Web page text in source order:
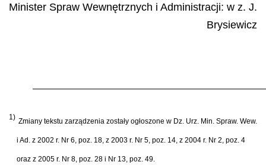
Minister Spraw Wewnętrznych i Administracji: w z. J.
Brysiewicz
1) Zmiany tekstu zarządzenia zostały ogłoszone w Dz. Urz. Min. Spraw. Wew.
i Ad. z 2002 r. Nr 6, poz. 18, z 2003 r. Nr 5, poz. 14, z 2004 r. Nr 2, poz. 4
oraz z 2005 r. Nr 8, poz. 28 i Nr 13, poz. 49.